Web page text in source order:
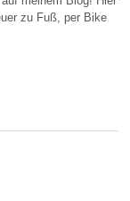
zu Fuß, per Bike